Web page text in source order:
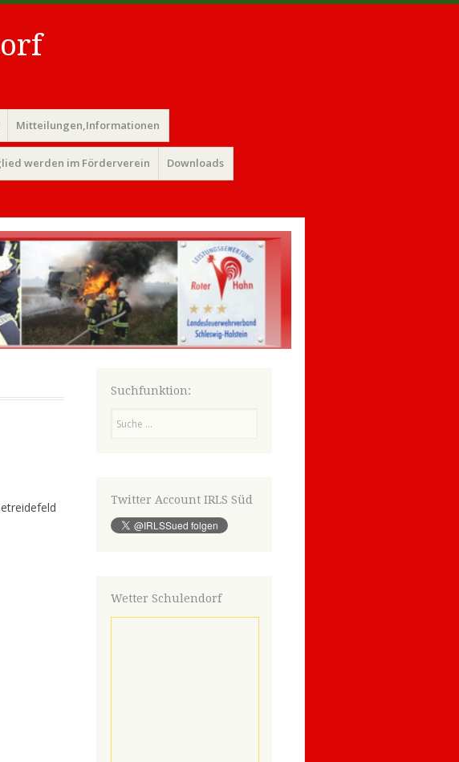
Mitteilungen,Informationen
werden im Förderverein Downloads
Suchfunktion:
Twitter Account IRLS Süd
Wetter Schulendorf